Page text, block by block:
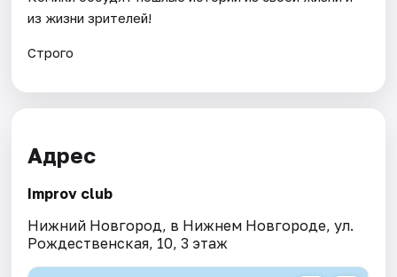
из жизни зрителей!
Строго
Адрес
Improv club
Нижний Новгород, в Нижнем Новгороде, ул.
Рождественская, 10, 3 этаж